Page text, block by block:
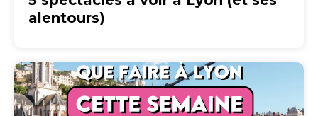
alentours)